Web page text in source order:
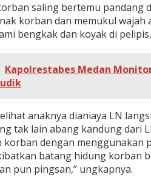
saling bertemu pandang
korban dan memukul wajah
bengkak dan koyak di
Kapolrestabes Medan
anaknya dianiaya LN
tak lain abang kandung dari
korban dengan menggunakan
batang hidung korban
pun pingsan,” ungkapnya.